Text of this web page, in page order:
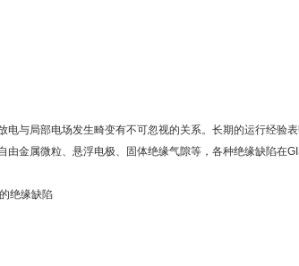
电与局部电场发生畸变有不可忽视的关系。长期的运行经验
金属微粒、悬浮电极、固体绝缘气隙等，各种绝缘缺陷在